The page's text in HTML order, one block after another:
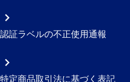
認証ラベルの不正使用通報
特定商品取引法に基づく表記